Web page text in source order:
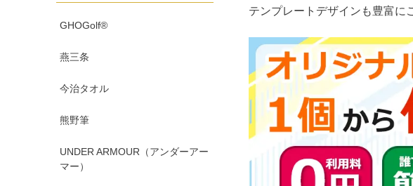
GHOGolf®
燕三条
今治タオル
熊野筆
UNDER ARMOUR（アンダーアー
マー）
テンプレートデザインも豊富に